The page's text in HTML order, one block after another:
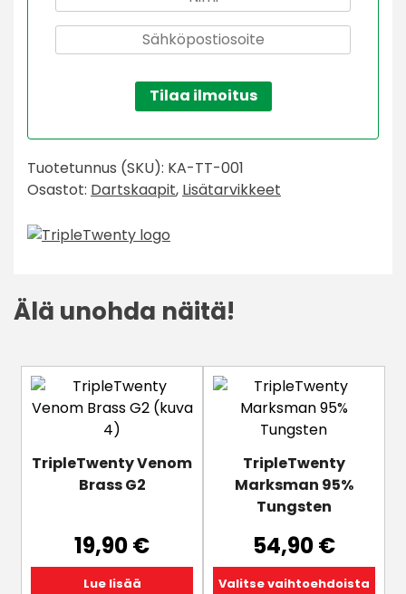
Tilaa ilmoitus
Tuotetunnus (SKU): KA-TT-001
Osastot: Dartskaapit, Lisätarvikkeet
Älä unohda näitä!
TripleTwenty Venom
Brass G2
19,90€
Lue lisää
TripleTwenty
Marksman 95%
Tungsten
54,90€
Valitse vaihtoehdoista
Tällä
tuotteella
muunnelma.
Voit
valinnat
tuotteen
sivulla.